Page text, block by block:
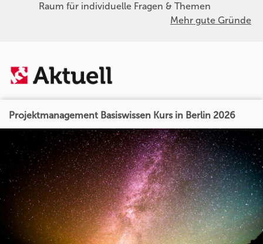
Raum für individuelle Fragen & Themen
Mehr gute Gründe
Projektmanagement Basiswissen Kurs in Berlin 2026